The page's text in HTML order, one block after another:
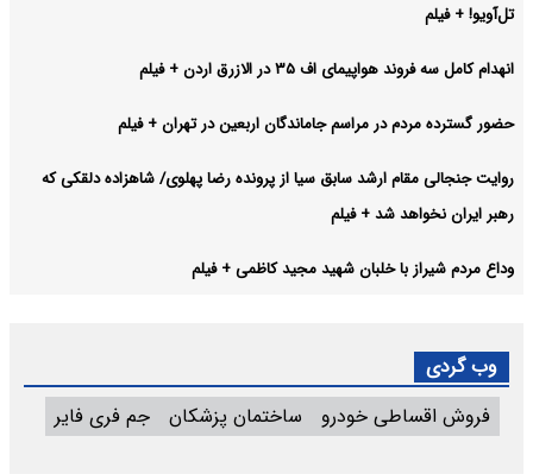
تل‌آویو! + فیلم
انهدام کامل سه فروند هواپیمای اف ۳۵ در الازرق اردن + فیلم
حضور گسترده مردم در مراسم جاماندگان اربعین در تهران + فیلم
روایت جنجالی مقام ارشد سابق سیا از پرونده رضا پهلوی/ شاهزاده دلقکی که
رهبر ایران نخواهد شد + فیلم
وداع مردم شیراز با خلبان شهید مجید کاظمی + فیلم
وب گردی
فروش اقساطی خودرو
ساختمان پزشکان جم فری فایر